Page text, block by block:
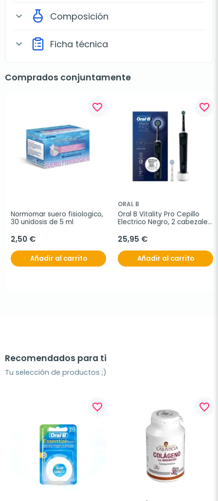
expand_more Composición
expand_more Ficha técnica
Comprados conjuntamente
favorite_border
Normomar suero fisiologico,
30 unidosis de 5 ml
2,50 €
Añadir al carrito
favorite_border
ORAL B
Oral B Vitality Pro Cepillo
Electrico Negro, 2 cabezales
25,95 €
Añadir al carrito
Recomendados para ti
Tu selección de productos ;)
favorite_border favorite_border